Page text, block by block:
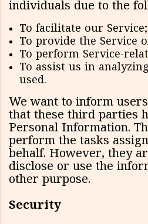
individuals due to the
To facilitate our Service;
To provide the Service
To perform Service-
To assist us in
used.
We want to inform
that these third parties
Personal Information.
perform the tasks
behalf. However, they
disclose or use the
other purpose.
Security